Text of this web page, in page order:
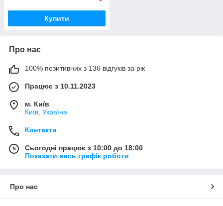
Купити
Про нас
100% позитивних з 136 відгуків за рік
Працює з 10.11.2023
м. Київ
Київ, Україна
Контакти
Сьогодні працює з 10:00 до 18:00
Показати весь графік роботи
Про нас